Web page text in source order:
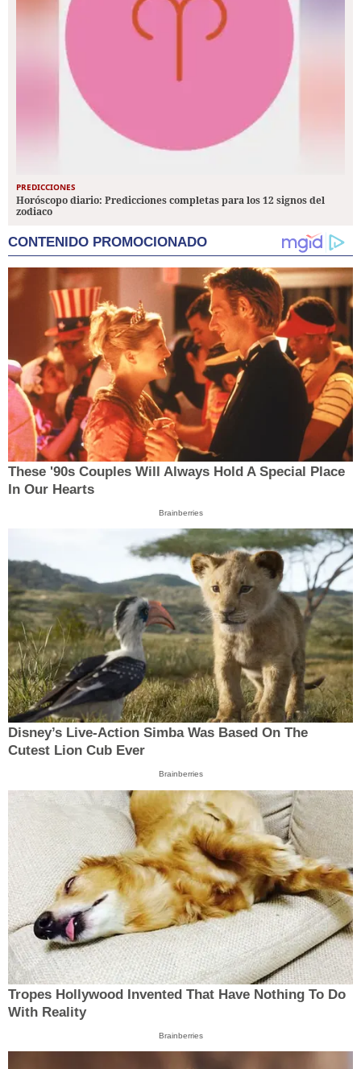
PREDICCIONES
Horóscopo diario: Predicciones completas para los 12 signos del
zodiaco
CONTENIDO PROMOCIONADO
These '90s Couples Will Always Hold A Special Place
In Our Hearts
Brainberries
Disney’s Live-Action Simba Was Based On The
Cutest Lion Cub Ever
Brainberries
Tropes Hollywood Invented That Have Nothing To Do
With Reality
Brainberries